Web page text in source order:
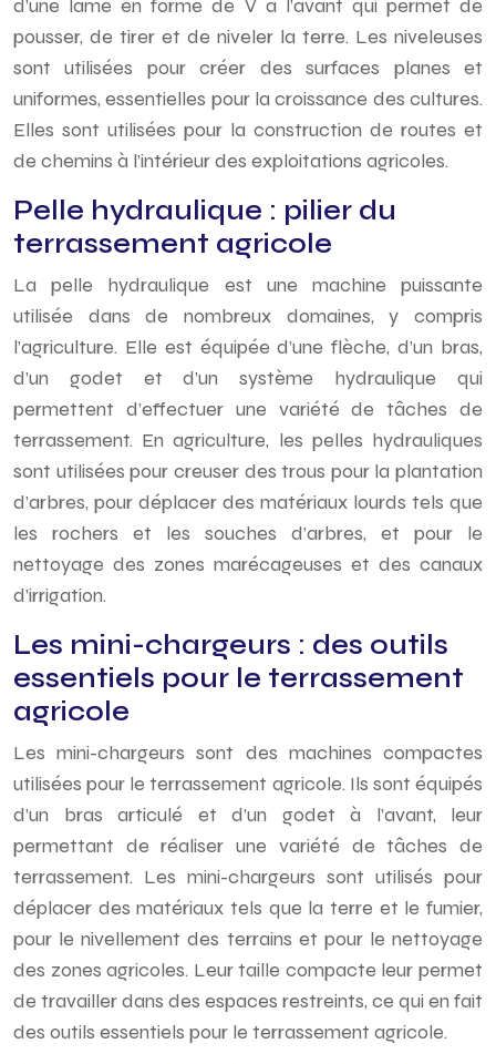
d’une lame en forme de V à l’avant qui permet de
pousser, de tirer et de niveler la terre. Les niveleuses
sont utilisées pour créer des surfaces planes et
uniformes, essentielles pour la croissance des cultures.
Elles sont utilisées pour la construction de routes et
de chemins à l’intérieur des exploitations agricoles.
Pelle hydraulique : pilier du
terrassement agricole
La pelle hydraulique est une machine puissante
utilisée dans de nombreux domaines, y compris
l’agriculture. Elle est équipée d’une flèche, d’un bras,
d’un godet et d’un système hydraulique qui
permettent d’effectuer une variété de tâches de
terrassement. En agriculture, les pelles hydrauliques
sont utilisées pour creuser des trous pour la plantation
d’arbres, pour déplacer des matériaux lourds tels que
les rochers et les souches d’arbres, et pour le
nettoyage des zones marécageuses et des canaux
d’irrigation.
Les mini-chargeurs : des outils
essentiels pour le terrassement
agricole
Les mini-chargeurs sont des machines compactes
utilisées pour le terrassement agricole. Ils sont équipés
d’un bras articulé et d’un godet à l’avant, leur
permettant de réaliser une variété de tâches de
terrassement. Les mini-chargeurs sont utilisés pour
déplacer des matériaux tels que la terre et le fumier,
pour le nivellement des terrains et pour le nettoyage
des zones agricoles. Leur taille compacte leur permet
de travailler dans des espaces restreints, ce qui en fait
des outils essentiels pour le terrassement agricole.